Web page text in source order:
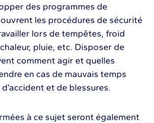
des programmes de
les procédures de sécurité
lors de tempêtes, froid
pluie, etc. Disposer de
comment agir et quelles
en cas de mauvais temps
et de blessures.
à ce sujet seront également